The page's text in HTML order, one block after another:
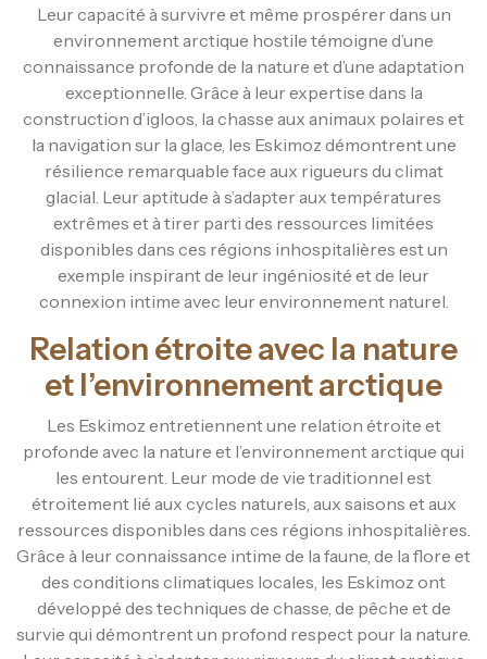
Leur capacité à survivre et même prospérer dans un
environnement arctique hostile témoigne d’une
connaissance profonde de la nature et d’une adaptation
exceptionnelle. Grâce à leur expertise dans la
construction d’igloos, la chasse aux animaux polaires et
la navigation sur la glace, les Eskimoz démontrent une
résilience remarquable face aux rigueurs du climat
glacial. Leur aptitude à s’adapter aux températures
extrêmes et à tirer parti des ressources limitées
disponibles dans ces régions inhospitalières est un
exemple inspirant de leur ingéniosité et de leur
connexion intime avec leur environnement naturel.
Relation étroite avec la nature
et l’environnement arctique
Les Eskimoz entretiennent une relation étroite et
profonde avec la nature et l’environnement arctique qui
les entourent. Leur mode de vie traditionnel est
étroitement lié aux cycles naturels, aux saisons et aux
ressources disponibles dans ces régions inhospitalières.
Grâce à leur connaissance intime de la faune, de la flore et
des conditions climatiques locales, les Eskimoz ont
développé des techniques de chasse, de pêche et de
survie qui démontrent un profond respect pour la nature.